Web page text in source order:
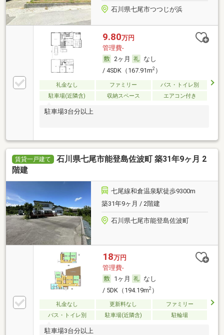
石川県七尾市つつじが浜
9.80万円
管理費-
2ヶ月
なし
/ 4SDK（167.91m2）
礼金なし ファミリー
バス・トイレ別
駐車場(近隣含)
収納スペース エアコン付き
駐車場3台分以上
賃貸一戸建て
石川県七尾市能登島佐波町 築31年9ヶ月 2
階建
七尾線和倉温泉駅徒歩9300m
築31年9ヶ月 / 2階建
石川県七尾市能登島佐波町
18万円
管理費-
1ヶ月
なし
/ 5DK（194.19m2）
礼金なし 更新料なし
ファミリー
バス・トイレ別
駐車場(近隣含) 駐輪場
駐車場3台分以上